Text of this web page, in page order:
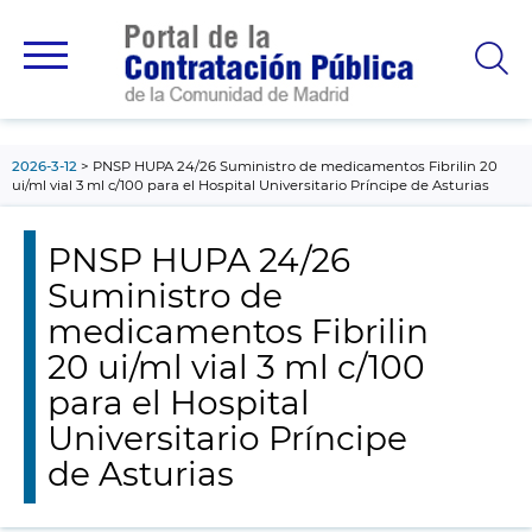
principal
2026-3-12
PNSP HUPA 24/26 Suministro de medicamentos Fibrilin 20
ui/ml vial 3 ml c/100 para el Hospital Universitario Príncipe de Asturias
PNSP HUPA 24/26
Suministro de
medicamentos Fibrilin
20 ui/ml vial 3 ml c/100
para el Hospital
Universitario Príncipe
de Asturias